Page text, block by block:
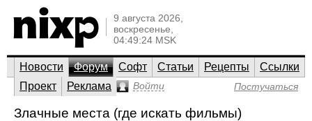
9 августа 2026,
воскресенье,
04:49:24 MSK
Новости Форум Софт Статьи Рецепты
Ссылки
Проект
Реклама Войти Постучаться
Злачные места (где искать фильмы)